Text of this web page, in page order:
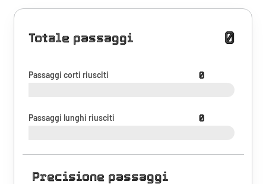
Totale passaggi 0
Passaggi corti riusciti 0
Passaggi lunghi riusciti 0
Precisione passaggi